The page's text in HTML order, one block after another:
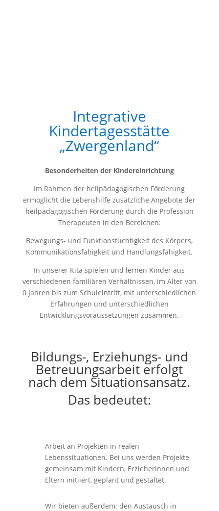
Integrative
Kindertagesstätte
„Zwergenland“
Besonderheiten der Kindereinrichtung
Im Rahmen der heilpädagogischen Förderung
ermöglicht die Lebenshilfe zusätzliche Angebote der
heilpädagogischen Förderung durch die Profession
Therapeuten in den Bereichen:
Bewegungs- und Funktionstüchtigkeit des Körpers,
Kommunikationsfähigkeit und Handlungsfähigkeit.
In unserer Kita spielen und lernen Kinder aus
verschiedenen familiären Verhältnissen, im Alter von
0 Jahren bis zum Schuleintritt, mit unterschiedlichen
Erfahrungen und unterschiedlichen
Entwicklungsvoraussetzungen zusammen.
Bildungs-, Erziehungs- und
Betreuungsarbeit erfolgt
nach dem Situationsansatz.
Das bedeutet:
Arbeit an Projekten in realen
Lebenssituationen. Bei uns werden Projekte
gemeinsam mit Kindern, Erzieherinnen und
Eltern initiiert, geplant und gestaltet.
Wir bieten außerdem: den Austausch in